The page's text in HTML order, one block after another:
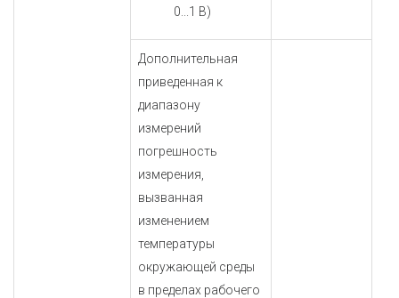
0...1 В)
Дополнительная
приведенная к
диапазону
измерений
погрешность
измерения,
вызванная
изменением
температуры
окружающей среды
в пределах рабочего